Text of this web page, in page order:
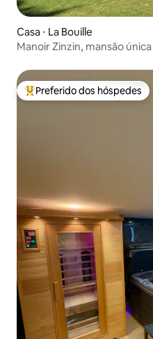
Casa ⋅ La Bouille
Manoir Zinzin, mansão
Entre os melhores preferidos
Preferido dos hóspedes